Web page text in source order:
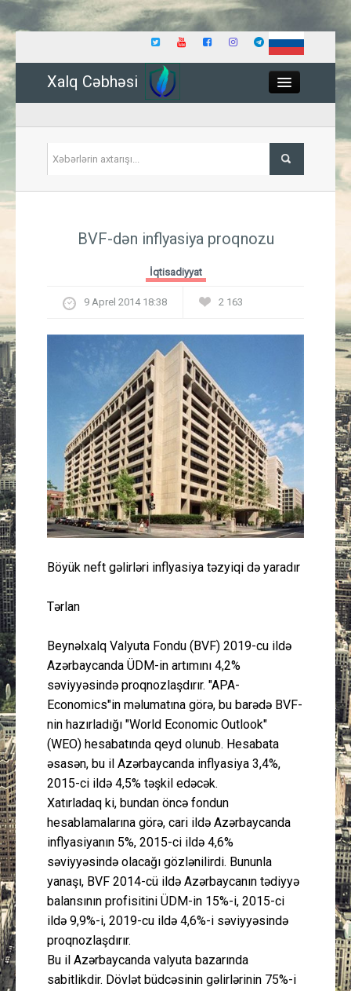
Xalq Cəbhəsi
İqtisadiyyat
Mədəniyyət
Müsahibə
İdman
Layihə
Gündəm
Peşə etikası
Əlaqə
BVF-dən inflyasiya proqnozu
İqtisadiyyat
9 Aprel 2014 18:38 2 163
Böyük neft gəlirləri inflyasiya təzyiqi də yaradır
Tərlan
Beynəlxalq Valyuta Fondu (BVF) 2019-cu ildə
Azərbaycanda ÜDM-in artımını 4,2%
səviyyəsində proqnozlaşdırır. "APA-
Economics"in məlumatına görə, bu barədə BVF-
nin hazırladığı "World Economic Outlook"
(WEO) hesabatında qeyd olunub. Hesabata
əsasən, bu il Azərbaycanda inflyasiya 3,4%,
2015-ci ildə 4,5% təşkil edəcək.
Xatırladaq ki, bundan öncə fondun
hesablamalarına görə, cari ildə Azərbaycanda
inflyasiyanın 5%, 2015-ci ildə 4,6%
səviyyəsində olacağı gözlənilirdi. Bununla
yanaşı, BVF 2014-cü ildə Azərbaycanın tədiyyə
balansının profisitini ÜDM-in 15%-i, 2015-ci
ildə 9,9%-i, 2019-cu ildə 4,6%-i səviyyəsində
proqnozlaşdırır.
Bu il Azərbaycanda valyuta bazarında
sabitlikdir. Dövlət büdcəsinin gəlirlərinin 75%-i